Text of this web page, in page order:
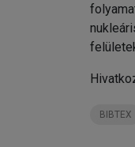
BIBTEX